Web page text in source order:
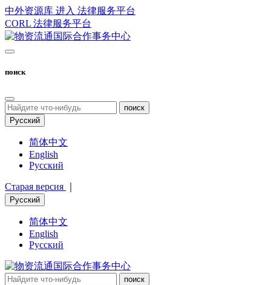
中外资源库 进入 法律服务平台
CORL 法律服务平台
поиск
поиск
Русский
简体中文
English
Русский
Старая версия
Русский
简体中文
English
Русский
поиск